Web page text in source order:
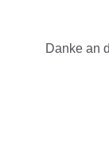
Danke an